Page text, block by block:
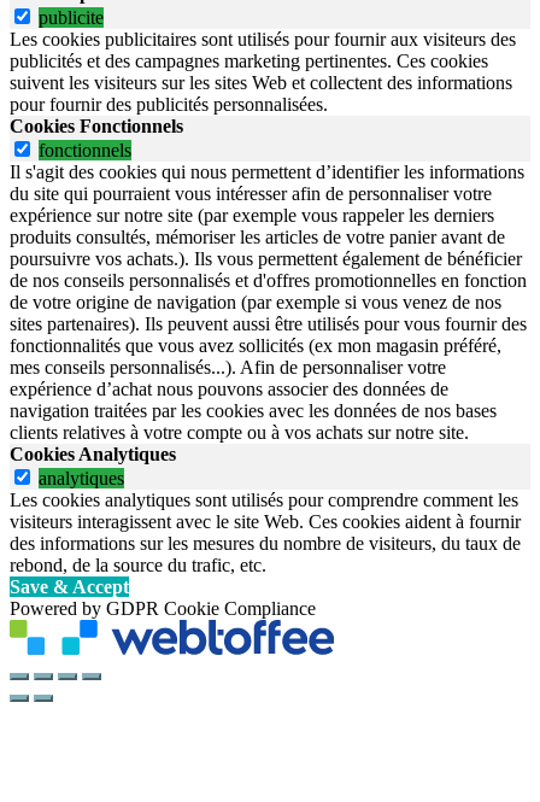
publicite
Les cookies publicitaires sont utilisés pour fournir aux visiteurs des
publicités et des campagnes marketing pertinentes. Ces cookies
suivent les visiteurs sur les sites Web et collectent des informations
pour fournir des publicités personnalisées.
Cookies Fonctionnels
fonctionnels
Il s'agit des cookies qui nous permettent d’identifier les informations
du site qui pourraient vous intéresser afin de personnaliser votre
expérience sur notre site (par exemple vous rappeler les derniers
produits consultés, mémoriser les articles de votre panier avant de
poursuivre vos achats.). Ils vous permettent également de bénéficier
de nos conseils personnalisés et d'offres promotionnelles en fonction
de votre origine de navigation (par exemple si vous venez de nos
sites partenaires). Ils peuvent aussi être utilisés pour vous fournir des
fonctionnalités que vous avez sollicités (ex mon magasin préféré,
mes conseils personnalisés...). Afin de personnaliser votre
expérience d’achat nous pouvons associer des données de
navigation traitées par les cookies avec les données de nos bases
clients relatives à votre compte ou à vos achats sur notre site.
Cookies Analytiques
analytiques
Les cookies analytiques sont utilisés pour comprendre comment les
visiteurs interagissent avec le site Web. Ces cookies aident à fournir
des informations sur les mesures du nombre de visiteurs, du taux de
rebond, de la source du trafic, etc.
Save & Accept
Powered by GDPR Cookie Compliance